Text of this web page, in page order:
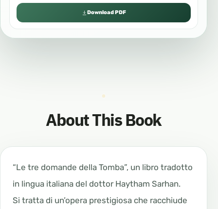
Download PDF
About This Book
“Le tre domande della Tomba”, un libro tradotto
in lingua italiana del dottor Haytham Sarhan.
Si tratta di un’opera prestigiosa che racchiude